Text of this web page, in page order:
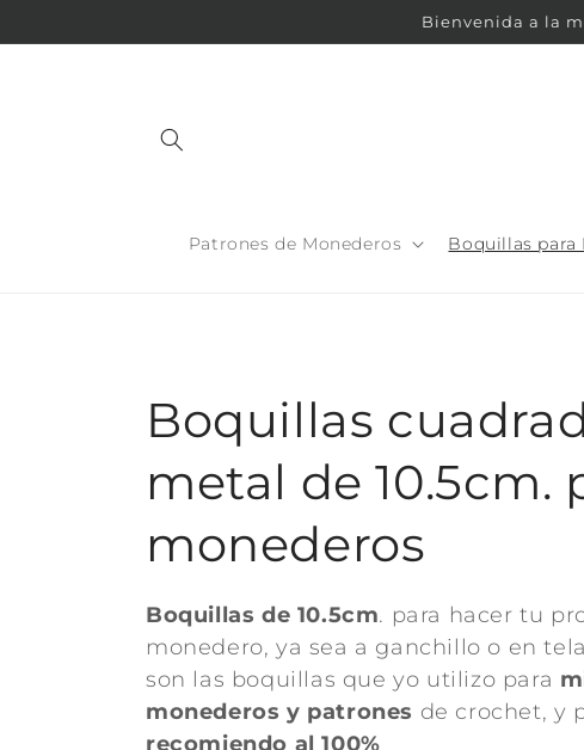
al contenido
Bienvenida a la
Patrones de Monederos Boquillas para
C
o
l
e
c
c
Boquillas
metal de 10.5cm.
monederos
Boquillas de 10.5cm. para hacer tu
monedero, ya sea a ganchillo o en
son las boquillas que yo utilizo para
monederos y patrones de crochet, y
recomiendo al 100%